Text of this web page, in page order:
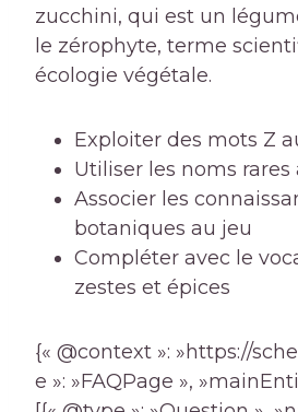
zucchini, qui est un
le zérophyte, terme
écologie végétale.
Exploiter des mots Z
Utiliser les noms rares
Associer les
botaniques au jeu
Compléter avec le
zestes et épices
{« @context »: »https://
e »: »FAQPage »,